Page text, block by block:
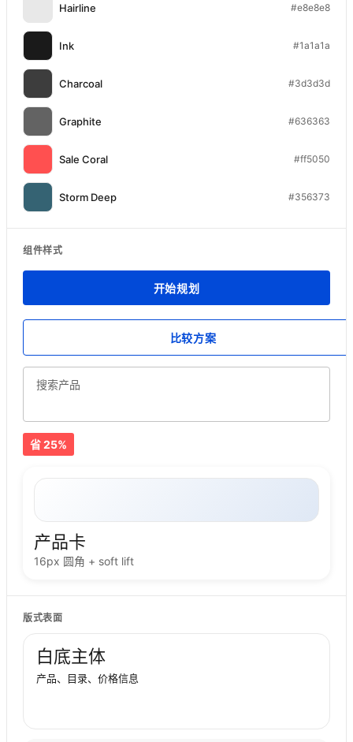
Hairline #e8e8e8
Ink #1a1a1a
Charcoal #3d3d3d
Graphite #636363
Sale Coral #ff5050
Storm Deep #356373
组件样式
开始规划
比较方案
搜索产品
省 25%
产品卡
16px 圆角 + soft lift
版式表面
白底主体
产品、目录、价格信息